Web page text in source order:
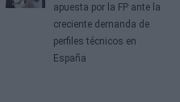
apuesta por la FP ante la
creciente demanda de
perfiles técnicos en
España